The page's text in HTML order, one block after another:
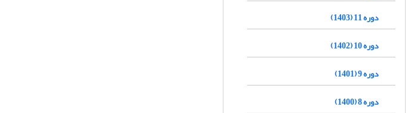
دوره 11 (1403)
دوره 10 (1402)
دوره 9 (1401)
دوره 8 (1400)